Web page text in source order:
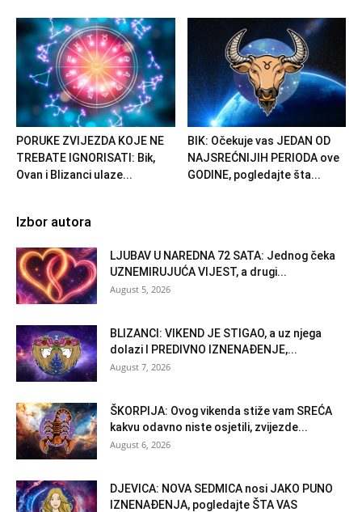
PORUKE ZVIJEZDA KOJE NE
TREBATE IGNORISATI: Bik,
Ovan i Blizanci ulaze...
BIK: Očekuje vas JEDAN OD
NAJSREĆNIJIH PERIODA ove
GODINE, pogledajte šta...
Izbor autora
LJUBAV U NAREDNA 72 SATA: Jednog čeka
UZNEMIRUJUĆA VIJEST, a drugi...
August 5, 2026
BLIZANCI: VIKEND JE STIGAO, a uz njega
dolazi I PREDIVNO IZNENAĐENJE,...
August 7, 2026
ŠKORPIJA: Ovog vikenda stiže vam SREĆA
kakvu odavno niste osjetili, zvijezde...
August 6, 2026
DJEVICA: NOVA SEDMICA nosi JAKO PUNO
IZNENAĐENJA, pogledajte ŠTA VAS